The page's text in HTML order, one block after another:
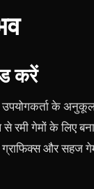
करें
के
गेमों के लिए
और सहज